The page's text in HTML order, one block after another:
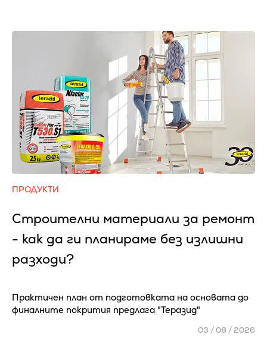
ПРОДУКТИ
Строителни материали за ремонт
- как да ги планираме без излишни
разходи?
Практичен план от подготовката на основата до
финалните покрития предлага "Теразид"
03 / 08 / 2026